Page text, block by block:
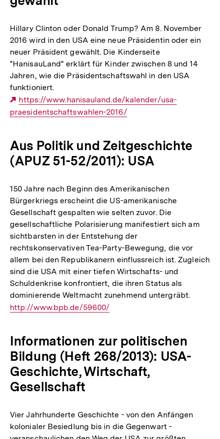
Hillary Clinton oder Donald Trump? Am 8. November
2016 wird in den USA eine neue Präsidentin oder ein
neuer Präsident gewählt. Die Kinderseite
"HanisauLand" erklärt für Kinder zwischen 8 und 14
Jahren, wie die Präsidentschaftswahl in den USA
funktioniert.
Externer
Link:
https://www.hanisauland.de/kalender/usa-
praesidentschaftswahlen-2016/
Aus Politik und Zeitgeschichte
(APUZ 51-52/2011): USA
150 Jahre nach Beginn des Amerikanischen
Bürgerkriegs erscheint die US-amerikanische
Gesellschaft gespalten wie selten zuvor. Die
gesellschaftliche Polarisierung manifestiert sich am
sichtbarsten in der Entstehung der
rechtskonservativen Tea-Party-Bewegung, die vor
allem bei den Republikanern einflussreich ist. Zugleich
sind die USA mit einer tiefen Wirtschafts- und
Schuldenkrise konfrontiert, die ihren Status als
dominierende Weltmacht zunehmend untergräbt.
Interner
http://www.bpb.de/59600/
Informationen zur politischen
Bildung (Heft 268/2013): USA-
Geschichte, Wirtschaft,
Gesellschaft
Vier Jahrhunderte Geschichte - von den Anfängen
kolonialer Besiedlung bis in die Gegenwart -